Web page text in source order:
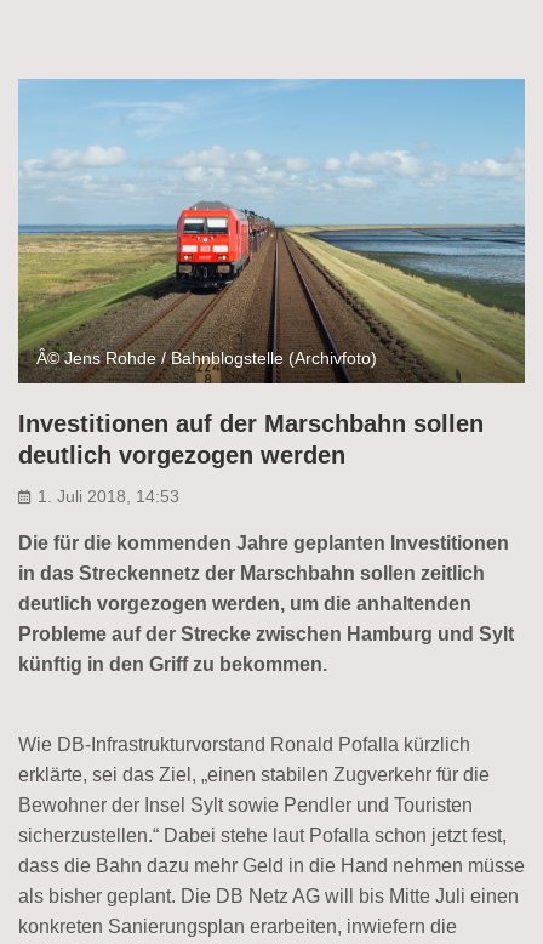
Â© Jens Rohde / Bahnblogstelle (Archivfoto)
Investitionen auf der Marschbahn sollen
deutlich vorgezogen werden
1. Juli 2018, 14:53
Die für die kommenden Jahre geplanten Investitionen
in das Streckennetz der Marschbahn sollen zeitlich
deutlich vorgezogen werden, um die anhaltenden
Probleme auf der Strecke zwischen Hamburg und Sylt
künftig in den Griff zu bekommen.
Wie DB-Infrastrukturvorstand Ronald Pofalla kürzlich
erklärte, sei das Ziel, „einen stabilen Zugverkehr für die
Bewohner der Insel Sylt sowie Pendler und Touristen
sicherzustellen.“ Dabei stehe laut Pofalla schon jetzt fest,
dass die Bahn dazu mehr Geld in die Hand nehmen müsse
als bisher geplant. Die DB Netz AG will bis Mitte Juli einen
konkreten Sanierungsplan erarbeiten, inwiefern die